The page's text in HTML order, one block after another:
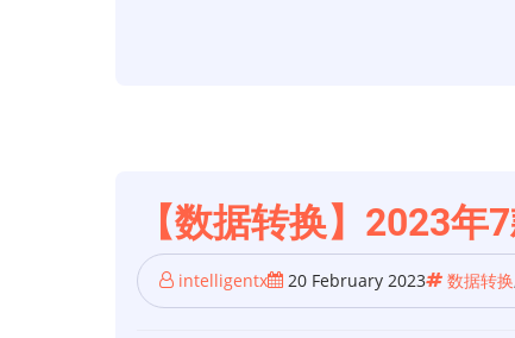
信
息
架
【数据转换】2023年
intelligentx 20 February 2023 数据转换